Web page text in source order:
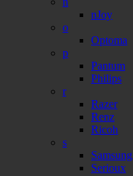
nJoy
o
Optoma
p
Pantum
Philips
r
Razer
Renz
Ricoh
s
Samsung
Serioux